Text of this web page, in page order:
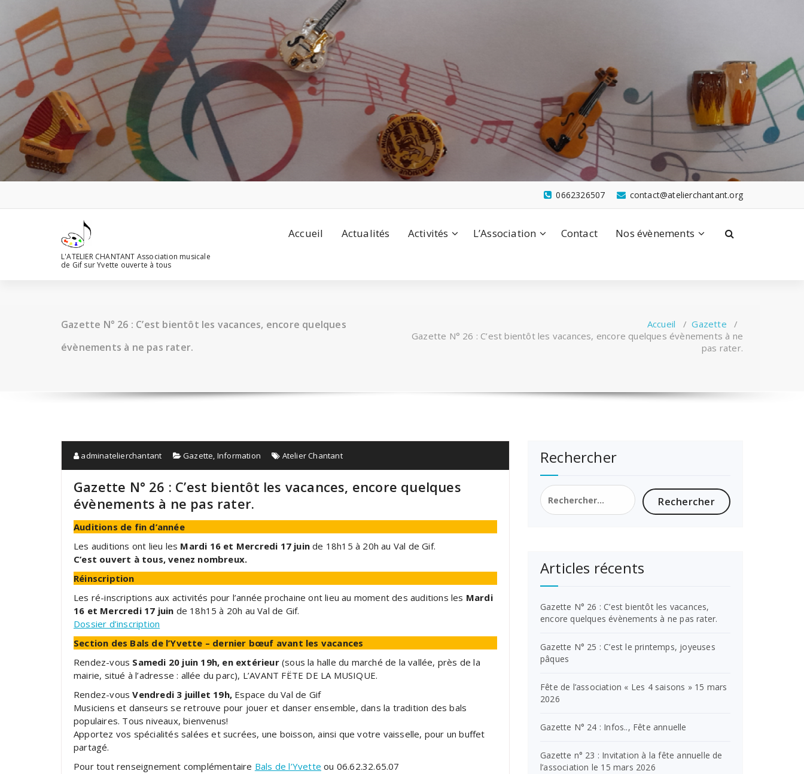
contenu
contact@atelierchantant.org
0662326507
L'ATELIER CHANTANT Association musicale
de Gif sur Yvette ouverte à tous
Accueil Actualités Activités L’Association Contact Nos évènements
Gazette N° 26 : C’est bientôt les vacances, encore quelques
évènements à ne pas rater.
Accueil /Gazette /
Gazette N° 26 : C’est bientôt les vacances, encore quelques évènements à ne
pas rater.
adminatelierchantant Gazette, Information Atelier Chantant
Gazette N° 26 : C’est bientôt les vacances, encore quelques
évènements à ne pas rater.
Auditions de fin d’année
Les auditions ont lieu les Mardi 16 et Mercredi 17 juin de 18h15 à 20h au Val de Gif.
C’est ouvert à tous, venez nombreux.
Réinscription
Les ré-inscriptions aux activités pour l’année prochaine ont lieu au moment des auditions les Mardi
16 et Mercredi 17 juin de 18h15 à 20h au Val de Gif.
Dossier d’inscription
Section des Bals de l’Yvette – dernier bœuf avant les vacances
Rendez-vous Samedi 20 juin 19h, en extérieur(sous la halle du marché de la vallée, près de la
mairie, situé à l’adresse : allée du parc), L’AVANT FËTE DE LA MUSIQUE.
Rendez-vousVendredi 3 juillet 19h, Espace du Val de Gif
Musiciens et danseurs se retrouve pour jouer et danser ensemble, dans la tradition des bals
populaires. Tous niveaux, bienvenus!
Apportez vos spécialités salées et sucrées, une boisson, ainsi que votre vaisselle, pour un buffet
partagé.
Pour tout renseignement complémentaire Bals de l’Yvette ou 06.62.32.65.07
Rechercher
Rechercher :
Articles récents
Gazette N° 26 : C’est bientôt les vacances,
encore quelques évènements à ne pas rater.
Gazette N° 25 : C’est le printemps, joyeuses
pâques
Fête de l’association « Les 4 saisons » 15 mars
2026
Gazette N° 24 : Infos.., Fête annuelle
Gazette n° 23 : Invitation à la fête annuelle de
l’association le 15 mars 2026